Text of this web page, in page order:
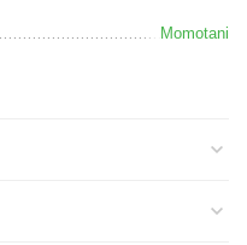
Momotani